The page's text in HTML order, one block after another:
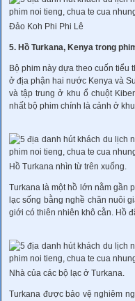
Đảo Koh Phi Phi Lê
5. Hồ Turkana, Kenya trong
Bộ phim này dựa theo cuốn tiểu
ở địa phận hai nước Kenya và
và tập trung ở khu ổ chuột
nhất bộ phim chính là cảnh ở
Hồ Turkana nhìn từ trên xuống.
Turkana là một hồ lớn nằm gần
lạc sống bằng nghề chăn nuôi
giới có thiên nhiên khô cằn. Hồ
Nhà của các bộ lạc ở Turkana.
Turkana được bảo vệ nghiêm